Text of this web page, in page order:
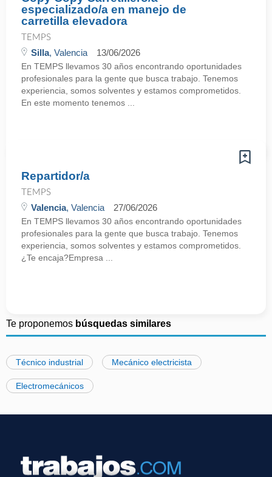
especializado/a en manejo de
carretilla elevadora
TEMPS
Silla, Valencia 13/06/2026
En TEMPS llevamos 30 años encontrando oportunidades
profesionales para la gente que busca trabajo. Tenemos
experiencia, somos solventes y estamos comprometidos.
En este momento tenemos ...
Repartidor/a
TEMPS
Valencia, Valencia 27/06/2026
En TEMPS llevamos 30 años encontrando oportunidades
profesionales para la gente que busca trabajo. Tenemos
experiencia, somos solventes y estamos comprometidos.
¿Te encaja?Empresa ...
Te proponemos búsquedas similares
Técnico industrial Mecánico electricista
Electromecánicos